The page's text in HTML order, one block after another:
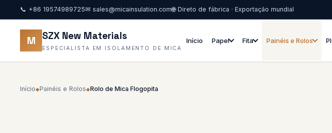
📞 +86 19574989725✉ sales@micainsulation.com🌐 Direto de fábrica · Exportação mundial
M SZX New Materials
ESPECIALISTA EM ISOLAMENTO DE MICA
Início Papel Fita Painéis e Rolos
Início◆Painéis e Rolos◆Rolo de Mica Flogopita